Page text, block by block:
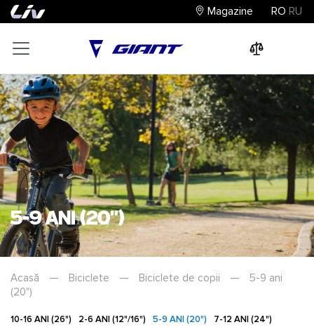
Magazine RO RU
5-9 ani (20")
Acasă — Biciclete — Biciclete de copii —
5-9 ani
(20")
10-16 ANI (26") 2-6 ANI (12"/16") 5-9 ANI (20") 7-12 ANI (24")